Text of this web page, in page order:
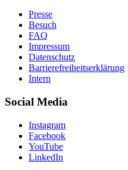
Presse
Besuch
FAQ
Impressum
Datenschutz
Barrierefreiheitserklärung
Intern
Social Media
Instagram
Facebook
YouTube
LinkedIn